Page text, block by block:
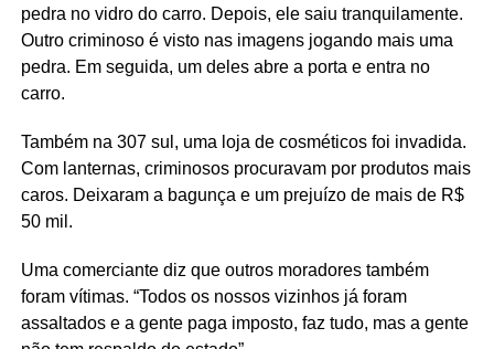
pedra no vidro do carro. Depois, ele saiu tranquilamente.
Outro criminoso é visto nas imagens jogando mais uma
pedra. Em seguida, um deles abre a porta e entra no
carro.
Também na 307 sul, uma loja de cosméticos foi invadida.
Com lanternas, criminosos procuravam por produtos mais
caros. Deixaram a bagunça e um prejuízo de mais de R$
50 mil.
Uma comerciante diz que outros moradores também
foram vítimas. “Todos os nossos vizinhos já foram
assaltados e a gente paga imposto, faz tudo, mas a gente